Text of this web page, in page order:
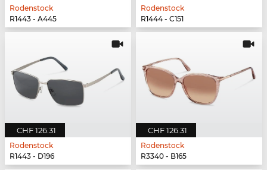
Rodenstock
R1443 - A445
Rodenstock
R1444 - C151
CHF 126.31
Rodenstock
R1443 - D196
CHF 126.31
Rodenstock
R3340 - B165